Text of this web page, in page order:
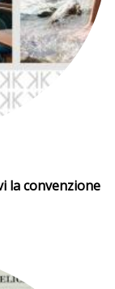
la convenzione